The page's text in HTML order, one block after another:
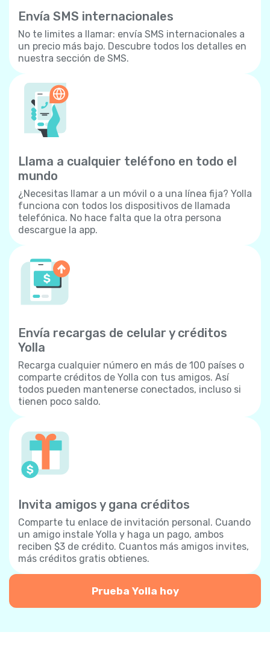
Envía SMS internacionales
No te limites a llamar: envía SMS internacionales a
un precio más bajo. Descubre todos los detalles en
nuestra sección de SMS.
Llama a cualquier teléfono en todo el
mundo
¿Necesitas llamar a un móvil o a una línea fija? Yolla
funciona con todos los dispositivos de llamada
telefónica. No hace falta que la otra persona
descargue la app.
Envía recargas de celular y créditos
Yolla
Recarga cualquier número en más de 100 países o
comparte créditos de Yolla con tus amigos. Así
todos pueden mantenerse conectados, incluso si
tienen poco saldo.
Invita amigos y gana créditos
Comparte tu enlace de invitación personal. Cuando
un amigo instale Yolla y haga un pago, ambos
reciben $3 de crédito. Cuantos más amigos invites,
más créditos gratis obtienes.
Prueba Yolla hoy